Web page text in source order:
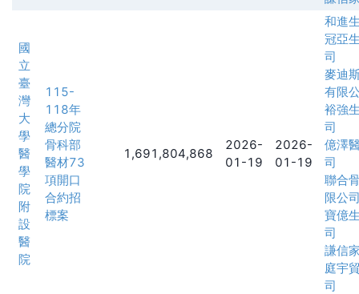
國
立
臺
灣
大
學
醫
學
院
附
設
醫
院
115-
118年
總分院
骨科部
醫材73
項開口
合約招
標案
1,691,804,868
2026-
01-19
2026-
01-19
和進
冠亞
司
麥迪
有限
裕強
司
億澤
司
聯合
限公
寶億
司
謙信
庭宇
司